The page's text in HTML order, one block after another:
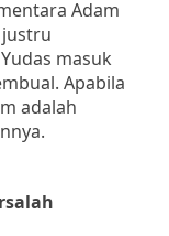
Adam
masuk
Apabila
adalah